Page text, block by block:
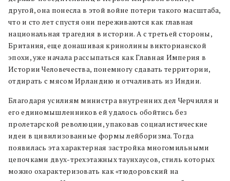
другой, она понесла в этой войне потери такого масштаба,
что и сто лет спустя они переживаются как главная
национальная трагедия в истории. А с третьей стороны,
Британия, еще донашивая кринолины викторианской
эпохи, уже начала рассыпаться как Главная Империя в
Истории Человечества, понемногу сдавать территории,
отдирать с мясом Ирландию и отчаливать из Индии.
Благодаря усилиям министра внутренних дел Черчилля и
его единомышленников ей удалось обойтись без
пролетарской революции, упаковав социалистические
идеи в цивилизованные формы лейборизма. Тогда
появилась эта характерная застройка многомильными
цепочками двух-трехэтажных таунхаусов, стиль которых
можно охарактеризовать как «тюдоровский на